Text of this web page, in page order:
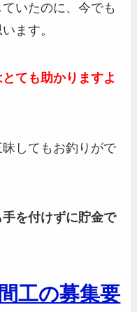
いたのに、今でも
ます。
ても助かりますよ
してもお釣りがで
を付けずに貯金で
工の募集要